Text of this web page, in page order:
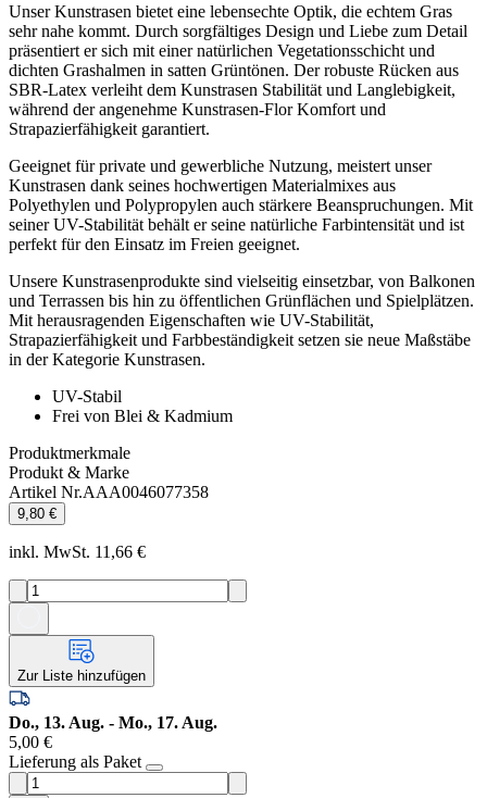
Unser Kunstrasen bietet eine lebensechte Optik, die echtem Gras
sehr nahe kommt. Durch sorgfältiges Design und Liebe zum Detail
präsentiert er sich mit einer natürlichen Vegetationsschicht und
dichten Grashalmen in satten Grüntönen. Der robuste Rücken aus
SBR-Latex verleiht dem Kunstrasen Stabilität und Langlebigkeit,
während der angenehme Kunstrasen-Flor Komfort und
Strapazierfähigkeit garantiert.
Geeignet für private und gewerbliche Nutzung, meistert unser
Kunstrasen dank seines hochwertigen Materialmixes aus
Polyethylen und Polypropylen auch stärkere Beanspruchungen. Mit
seiner UV-Stabilität behält er seine natürliche Farbintensität und ist
perfekt für den Einsatz im Freien geeignet.
Unsere Kunstrasenprodukte sind vielseitig einsetzbar, von Balkonen
und Terrassen bis hin zu öffentlichen Grünflächen und Spielplätzen.
Mit herausragenden Eigenschaften wie UV-Stabilität,
Strapazierfähigkeit und Farbbeständigkeit setzen sie neue Maßstäbe
in der Kategorie Kunstrasen.
UV-Stabil
Frei von Blei & Kadmium
Produktmerkmale
Produkt & Marke
Artikel Nr.AAA0046077358
9,80 €
inkl. MwSt. 11,66 €
Zur Liste hinzufügen
Do., 13. Aug. - Mo., 17. Aug.
5,00 €
Lieferung als Paket